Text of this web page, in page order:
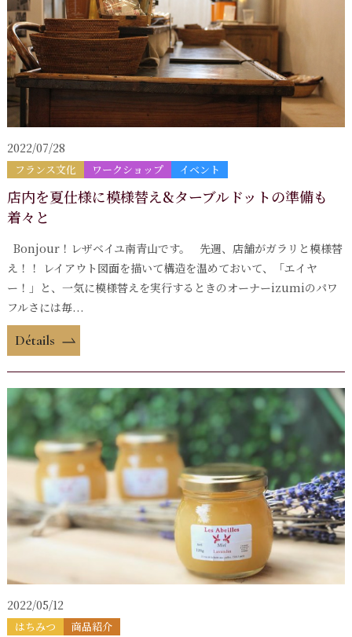
2022/07/28
フランス文化 ワークショップ イベント
店内を夏仕様に模様替え&ターブルドットの準備も
着々と
Bonjour！レザベイユ南青山です。 先週、店舗がガラリと模様替
え！！ レイアウト図面を描いて構造を温めておいて、「エイヤ
ー！」と、一気に模様替えを実行するときのオーナーizumiのパワ
フルさには毎...
Détails
2022/05/12
はちみつ 商品紹介